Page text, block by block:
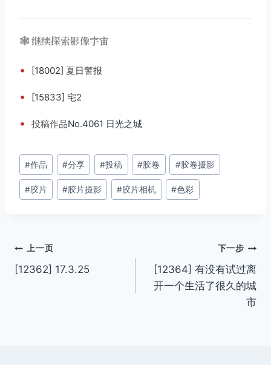
🕸️ 继续探索影像宇宙
• [18002] 夏日警报
• [15833] 宅2
• 投稿作品No.4061 日光之城
文
章
标
#作品 #分享 #投稿 #胶卷 #胶卷摄影
#胶片 #胶片摄影 #胶片相机 #色彩
文
章
上一页
[12362] 17.3.25
下一步
[12364] 有没有试过离
开一个生活了很久的城
市